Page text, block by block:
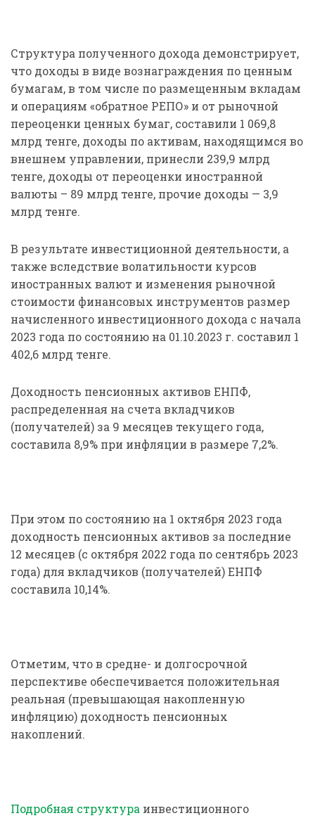
Структура полученного дохода демонстрирует,
что доходы в виде вознаграждения по ценным
бумагам, в том числе по размещенным вкладам
и операциям «обратное РЕПО» и от рыночной
переоценки ценных бумаг, составили 1 069,8
млрд тенге, доходы по активам, находящимся во
внешнем управлении, принесли 239,9 млрд
тенге, доходы от переоценки иностранной
валюты – 89 млрд тенге, прочие доходы — 3,9
млрд тенге.
В результате инвестиционной деятельности, а
также вследствие волатильности курсов
иностранных валют и изменения рыночной
стоимости финансовых инструментов размер
начисленного инвестиционного дохода с начала
2023 года по состоянию на 01.10.2023 г. составил 1
402,6 млрд тенге.
Доходность пенсионных активов ЕНПФ,
распределенная на счета вкладчиков
(получателей) за 9 месяцев текущего года,
составила 8,9% при инфляции в размере 7,2%.
При этом по состоянию на 1 октября 2023 года
доходность пенсионных активов за последние
12 месяцев (с октября 2022 года по сентябрь 2023
года) для вкладчиков (получателей) ЕНПФ
составила 10,14%.
Отметим, что в средне- и долгосрочной
перспективе обеспечивается положительная
реальная (превышающая накопленную
инфляцию) доходность пенсионных
накоплений.
Подробная структура инвестиционного